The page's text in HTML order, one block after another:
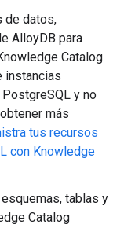
de datos,
AlloyDB para
Catalog
instancias
y no
más
tus recursos
con Knowledge
tablas y
Catalog